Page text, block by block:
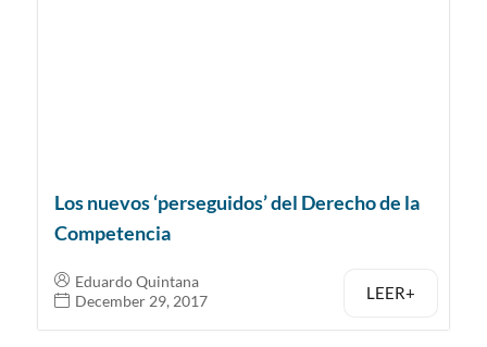
Los nuevos ‘perseguidos’ del Derecho de la
Competencia
Eduardo Quintana
December 29, 2017
LEER+